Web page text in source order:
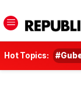
Hot Topics: